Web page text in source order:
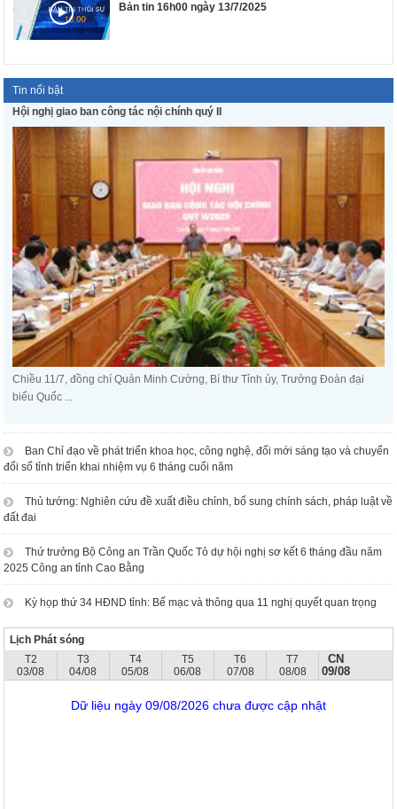
Bản tin 16h00 ngày 13/7/2025
Tin nổi bật
Hội nghị giao ban công tác nội chính quý II
Chiều 11/7, đồng chí Quản Minh Cường, Bí thư Tỉnh ủy, Trưởng Đoàn đại
biểu Quốc ...
Ban Chỉ đạo về phát triển khoa học, công nghệ, đổi mới sáng tạo và chuyển
đổi số tỉnh triển khai nhiệm vụ 6 tháng cuối năm
Thủ tướng: Nghiên cứu đề xuất điều chỉnh, bổ sung chính sách, pháp luật về
đất đai
Thứ trưởng Bộ Công an Trần Quốc Tỏ dự hội nghị sơ kết 6 tháng đầu năm
2025 Công an tỉnh Cao Bằng
Kỳ họp thứ 34 HĐND tỉnh: Bế mạc và thông qua 11 nghị quyết quan trọng
Lịch Phát sóng
T2
03/08
T3
04/08
T4
05/08
T5
06/08
T6
07/08
T7
08/08
CN
09/08
Dữ liệu ngày 09/08/2026 chưa được cập nhật